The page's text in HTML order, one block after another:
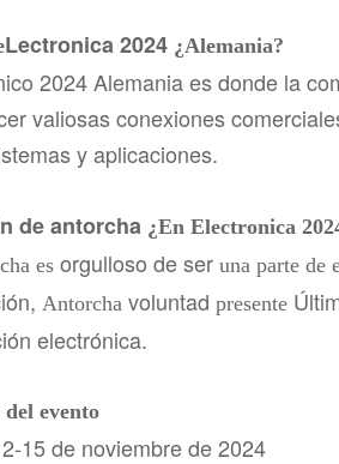
Lectronica 2024 ¿Alemania?
2024 Alemania es donde la
valiosas conexiones
y aplicaciones.
de antorcha ¿En Electronica
es orgulloso de seruna parte de
Antorcha voluntadpresente
electrónica.
del evento
15 de noviembre de 2024